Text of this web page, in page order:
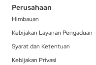
Perusahaan
Himbauan
Kebijakan Layanan Pengaduan
Syarat dan Ketentuan
Kebijakan Privasi